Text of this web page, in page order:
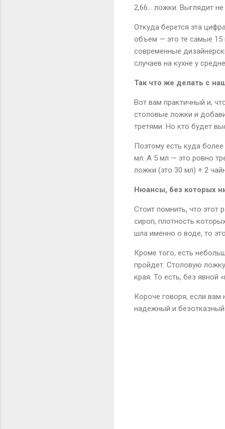
2,66... ложки. Выглядит
Откуда берется эта
объем — это те самые 15
современные
случаев на кухне у
Так что же делать с
Вот вам практичный и,
столовые ложки и
третями. Но кто будет
Поэтому есть куда
мл. А 5 мл — это ровно
ложки (это 30 мл) + 2
Нюансы, без которых
Стоит помнить, что этот
сироп, плотность
шла именно о воде, то
Кроме того, есть
пройдет. Столовую
края. То есть, без явной
Короче говоря, если
надежный и